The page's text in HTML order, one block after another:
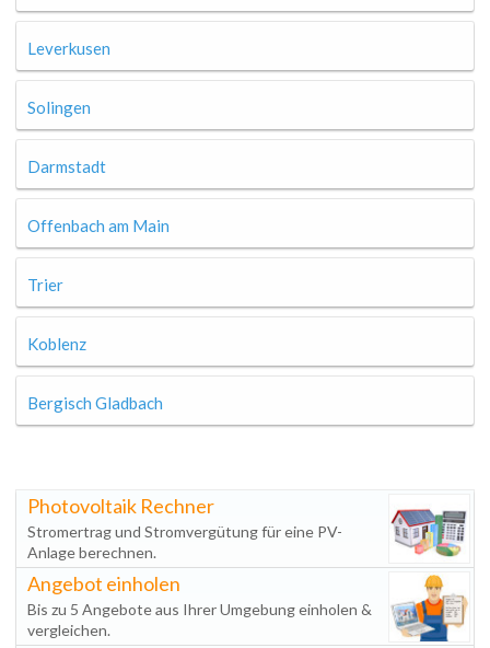
Leverkusen
Solingen
Darmstadt
Offenbach am Main
Trier
Koblenz
Bergisch Gladbach
Photovoltaik Rechner
Stromertrag und Stromvergütung für eine PV-
Anlage berechnen.
Angebot einholen
Bis zu 5 Angebote aus Ihrer Umgebung einholen &
vergleichen.